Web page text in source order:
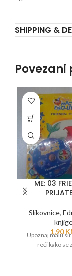
SHIPPING &
Povezani
ME: 03
Slikovnice,
knjige
1,90
Upoznaj malu
reći kako se